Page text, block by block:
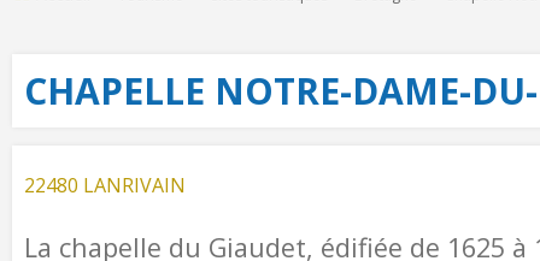
CHAPELLE NOTRE-DAME-
22480 LANRIVAIN
La chapelle du Giaudet, édifiée de 1625